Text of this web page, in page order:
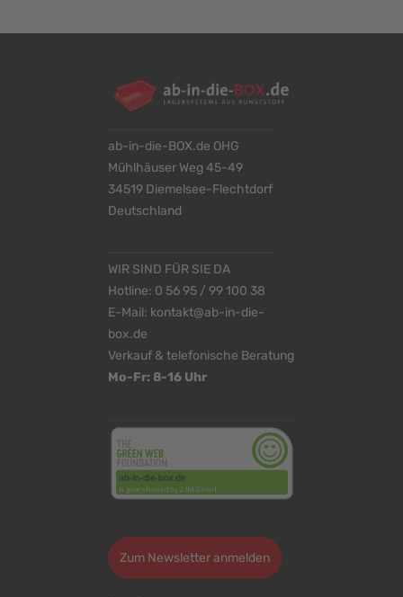
ab-in-die-BOX.de OHG
Mühlhäuser Weg 45-49
34519 Diemelsee-Flechtdorf
Deutschland
WIR SIND FÜR SIE DA
Hotline: 0 56 95 / 99 100 38
E-Mail: kontakt@ab-in-die-
box.de
Verkauf & telefonische Beratung
Mo-Fr: 8-16 Uhr
Zum Newsletter anmelden